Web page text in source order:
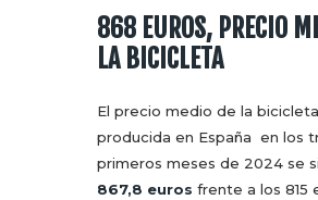
868 EUROS, PRECIO
LA BICICLETA
El precio medio de la bicicleta
producida en España en los
primeros meses de 2024 se
867,8 euros frente a los 815